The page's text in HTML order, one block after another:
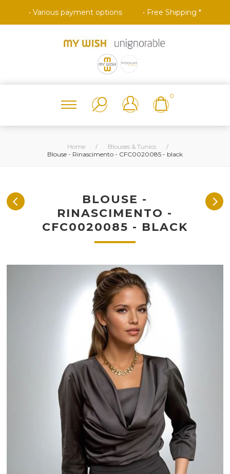
• Various payment options • Free Shipping *
0
Home / Blouses & Tunics
/
Blouse - Rinascimento - CFC0020085 - black
BLOUSE -
RINASCIMENTO -
CFC0020085 - BLACK